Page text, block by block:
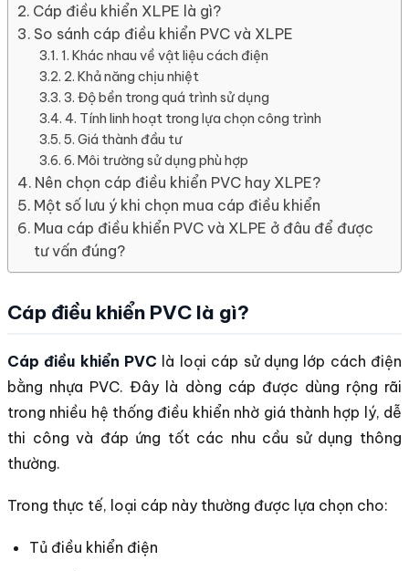
Cáp điều khiển XLPE là gì?
So sánh cáp điều khiển PVC và XLPE
1. Khác nhau về vật liệu cách điện
2. Khả năng chịu nhiệt
3. Độ bền trong quá trình sử dụng
4. Tính linh hoạt trong lựa chọn công trình
5. Giá thành đầu tư
6. Môi trường sử dụng phù hợp
Nên chọn cáp điều khiển PVC hay XLPE?
Một số lưu ý khi chọn mua cáp điều khiển
Mua cáp điều khiển PVC và XLPE ở đâu để được
tư vấn đúng?
Cáp điều khiển PVC là gì?
Cáp điều khiển PVC là loại cáp sử dụng lớp cách điện
bằng nhựa PVC. Đây là dòng cáp được dùng rộng rãi
trong nhiều hệ thống điều khiển nhờ giá thành hợp lý, dễ
thi công và đáp ứng tốt các nhu cầu sử dụng thông
thường.
Trong thực tế, loại cáp này thường được lựa chọn cho:
Tủ điều khiển điện